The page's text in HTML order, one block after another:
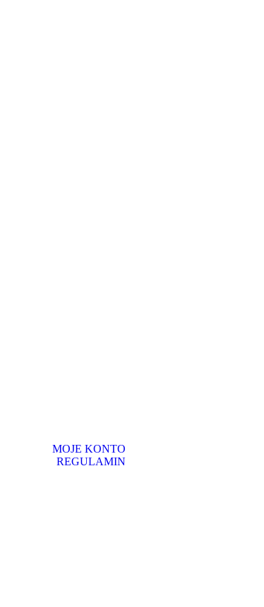
MOJE KONTO
REGULAMIN